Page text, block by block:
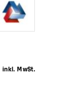
inkl. MwSt.